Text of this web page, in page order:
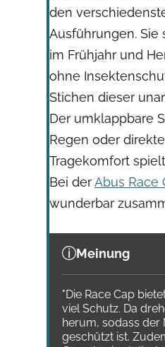
den
Ausführungen. Sie
im Frühjahr und
ohne
Stichen dieser
Der umklappbare
Regen oder
Tragekomfort
Bei derAbus Race
wunderbar
Meinung
"Die Race Cap
viel Schutz. Da
herum, sodass der
geschützt ist.